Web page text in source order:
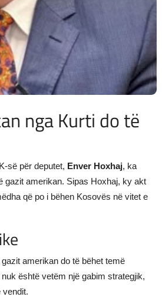
nga Kurti do të
së për deputet, Enver Hoxhaj, ka
gazit amerikan. Sipas Hoxhaj, ky akt
që po i bëhen Kosovës në vitet e
amerikan do të bëhet temë
është vetëm një gabim strategjik,
vendit.